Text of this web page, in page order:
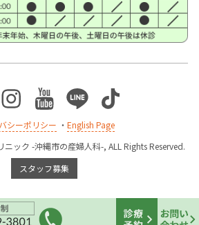
Instagram
Youtube
LineTikTok
シーポリシー ・ English Page
ック -沖縄市の産婦人科-, ALL Rights Reserved.
スタッフ募集